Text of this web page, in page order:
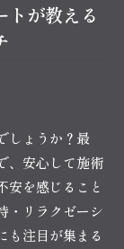
が教える
しょうか？最
、安心して施術
安を感じること
・リラクゼーシ
も注目が集まる